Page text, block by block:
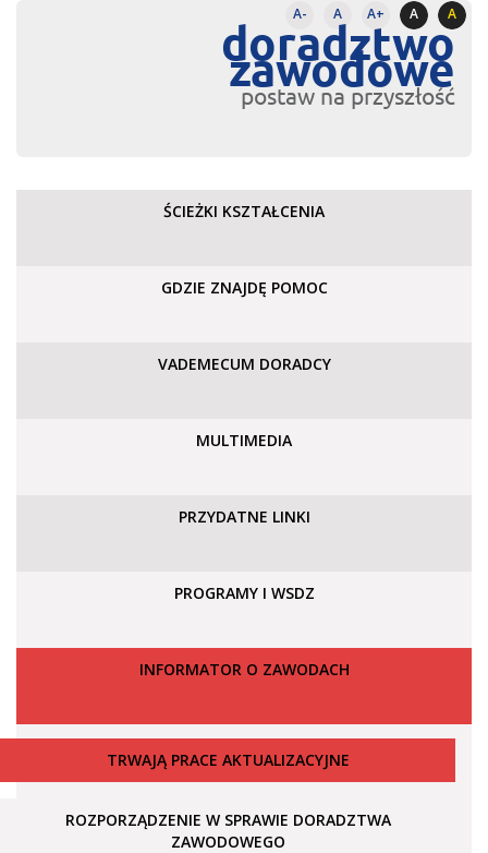
A- A A+ A A
doradztwo
zawodowe
postaw na przyszłość
ŚCIEŻKI KSZTAŁCENIA
GDZIE ZNAJDĘ POMOC
VADEMECUM DORADCY
MULTIMEDIA
PRZYDATNE LINKI
PROGRAMY I WSDZ
INFORMATOR O ZAWODACH
TRWAJĄ PRACE AKTUALIZACYJNE
ROZPORZĄDZENIE W SPRAWIE DORADZTWA
ZAWODOWEGO